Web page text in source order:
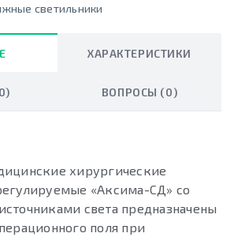
светильники
ХАРАКТЕРИСТИКИ
ВОПРОСЫ (0)
хирургические
«Аксима-СД» со
света предназначены
поля при